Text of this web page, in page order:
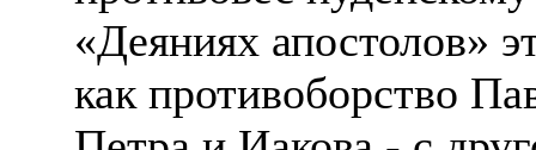
«Деяниях апостолов»
как противоборство